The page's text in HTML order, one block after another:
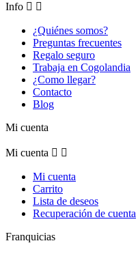
Info  
¿Quiénes somos?
Preguntas frecuentes
Regalo seguro
Trabaja en Cogolandia
¿Como llegar?
Contacto
Blog
Mi cuenta
Mi cuenta  
Mi cuenta
Carrito
Lista de deseos
Recuperación de cuenta
Franquicias